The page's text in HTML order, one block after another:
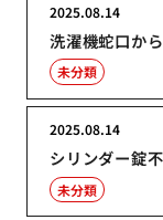
洗濯機蛇口か
2025.08.14
未分類
シリンダー錠
2025.08.14
未分類